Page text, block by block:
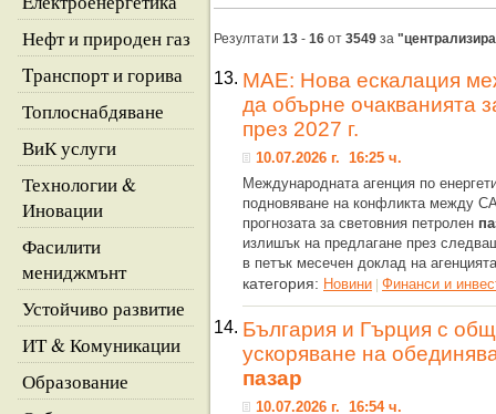
Нефт и природен газ
Tранспорт и горива
Топлоснабдяване
ВиК услуги
Технологии &
Иновации
Фасилити
мениджмънт
Устойчиво развитие
ИТ & Комуникации
Образование
Резултати 13 - 16 от 3549 за
13. МАЕ: Нова ескалация
да обърне очакванията
през 2027 г.
10.07.2026 г. 16:25 ч.
Международната агенция по
подновяване на конфликта между
прогнозата за световния петролен
излишък на предлагане през
в петък месечен доклад на агенцията
категория: Новини | Финанси и
14. България и Гърция с
ускоряване на
пазар
10.07.2026 г. 16:54 ч.